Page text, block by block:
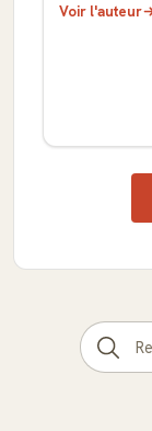
Voir l'auteur